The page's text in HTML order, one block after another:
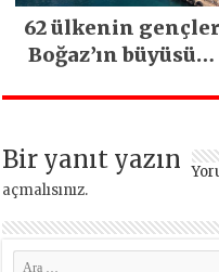
62 ülkenin
Boğaz’ın büyüsüne
Bir yanıt yazın
açmalısınız.